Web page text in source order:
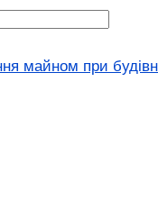
майном при